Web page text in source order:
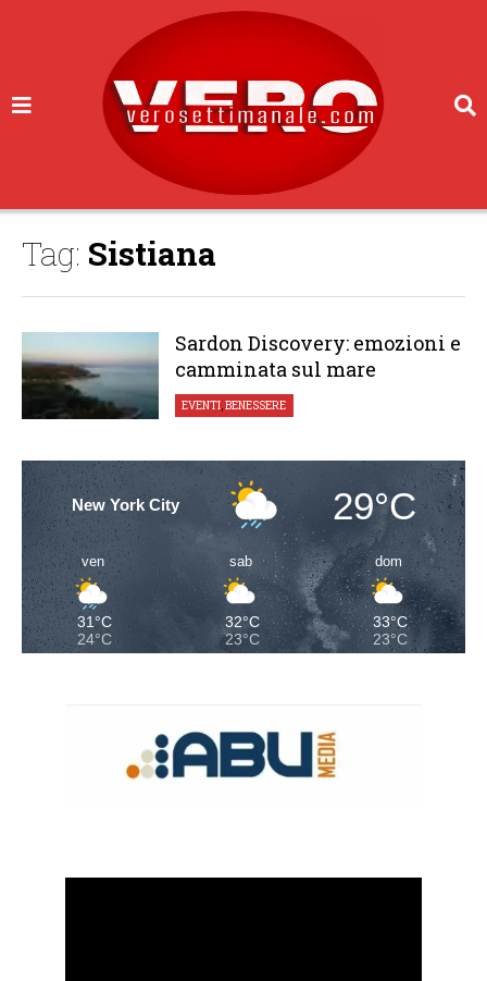
Tag: Sistiana
Sardon Discovery: emozioni e
camminata sul mare
EVENTI,BENESSERE
New York City 29°C
ven
31°C
24°C
sab
32°C
23°C
dom
33°C
23°C